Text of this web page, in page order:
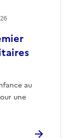
au
une